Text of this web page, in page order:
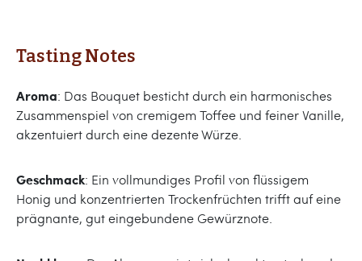
Tasting Notes
Aroma: Das Bouquet besticht durch ein harmonisches
Zusammenspiel von cremigem Toffee und feiner Vanille,
akzentuiert durch eine dezente Würze.
Geschmack: Ein vollmundiges Profil von flüssigem
Honig und konzentrierten Trockenfrüchten trifft auf eine
prägnante, gut eingebundene Gewürznote.